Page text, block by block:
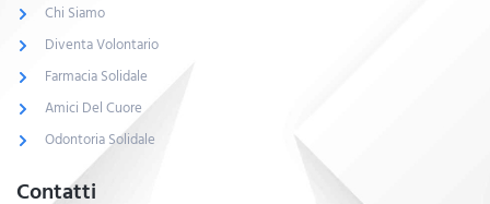
Chi Siamo
Diventa Volontario
Farmacia Solidale
Amici Del Cuore
Odontoria Solidale
Contatti